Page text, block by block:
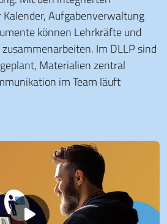
Aufgabenverwaltung
können Lehrkräfte und
Im DLLP sind
Materialien zentral
im Team läuft